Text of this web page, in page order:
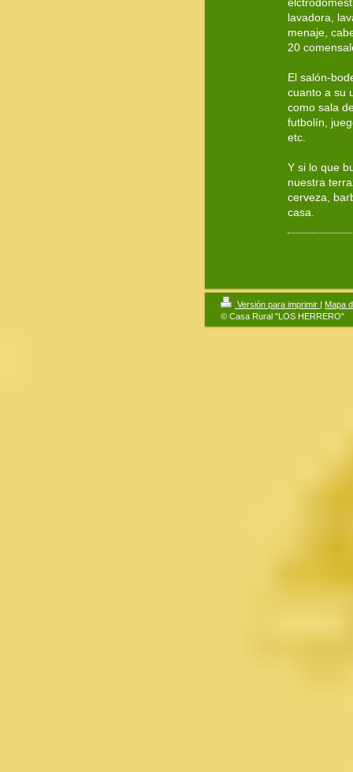
lavadora,
menaje,
20
El salón-
cuanto a su
como sala
futbolín,
etc.
Y si lo que
nuestra
cerveza,
casa.
Versión para imprimir | Mapa
© Casa Rural "LOS HERRERO"